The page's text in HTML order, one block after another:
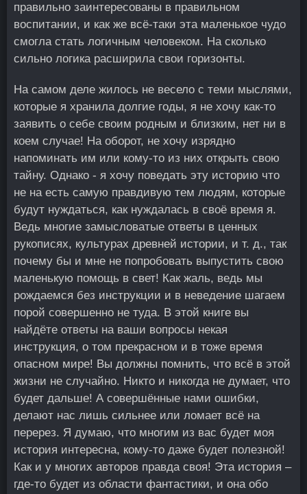
правильно заинтересованы в правильном
воспитании, и как же всё-таки эта маленькое чудо
смогла стать логичным человеком. На сколько
сильно логика расширила свои горизонты.
На самом деле жилось не весело с теми мыслями,
которые я хранила долгие годы, я не хочу как-то
заявить о себе своим родным и близким, нет ни в
коем случае! На оборот, не хочу изрядно
напоминать им или кому-то из них открыть свою
тайну. Однако - я хочу поведать эту историю что
не на есть самую правдивую тем людям, которые
будут нуждаться, как нуждалась в своё время я.
Ведь многие замысловатые ответы в ценных
рукописях, культурах древней истории, и т. д., так
почему бы и мне не попробовать выпустить свою
маленькую помощь в свет! Как жаль, ведь мы
рождаемся без инструкции и в неведение шагаем
порой совершенно не туда. В этой книге вы
найдёте ответы на ваши вопросы некая
инструкция, о том прекрасном и в тоже время
опасном мире! Вы должны помнить, что всё в этой
жизни не случайно. Никто и никогда не думает, что
будет дальше! А совершённые нами ошибки,
делают нас лишь сильнее или ломает всё на
перерез. Я думаю, что многим из вас будет моя
история интересна, кому-то даже будет полезной!
Как и у многих авторов правда своя! Эта история –
где-то будет из области фантастики, и она обо